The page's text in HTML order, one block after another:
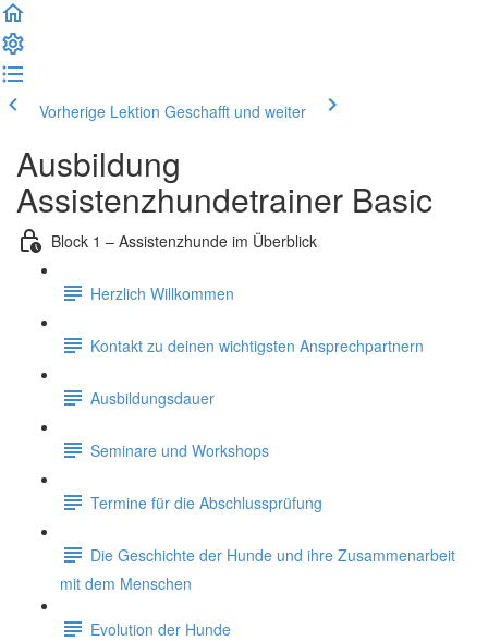
Vorherige Lektion Geschafft und weiter
Ausbildung
Assistenzhundetrainer Basic
Block 1 – Assistenzhunde im Überblick
Herzlich Willkommen
Kontakt zu deinen wichtigsten Ansprechpartnern
Ausbildungsdauer
Seminare und Workshops
Termine für die Abschlussprüfung
Die Geschichte der Hunde und ihre Zusammenarbeit
mit dem Menschen
Evolution der Hunde